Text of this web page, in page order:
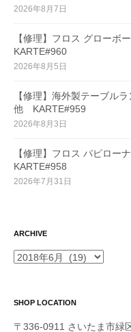
2026年8月7日
【修理】フロス グローボ
KARTE#960
2026年8月5日
【修理】海外製テーブル
他 KARTE#959
2026年8月3日
【修理】フロス パピロー
KARTE#958
2026年7月31日
ARCHIVE
ARCHIVE
SHOP LOCATION
〒336-0911 さいたま市緑